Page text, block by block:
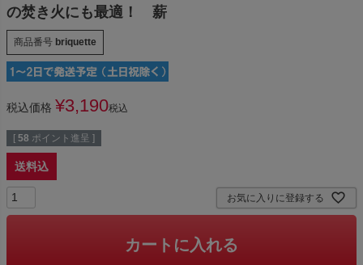
の焚き火にも最適！ 薪
商品番号 briquette
税込価格 ¥3,190税込
[ 58 ポイント進呈 ]
送料込
お気に入りに登録する
カートに入れる